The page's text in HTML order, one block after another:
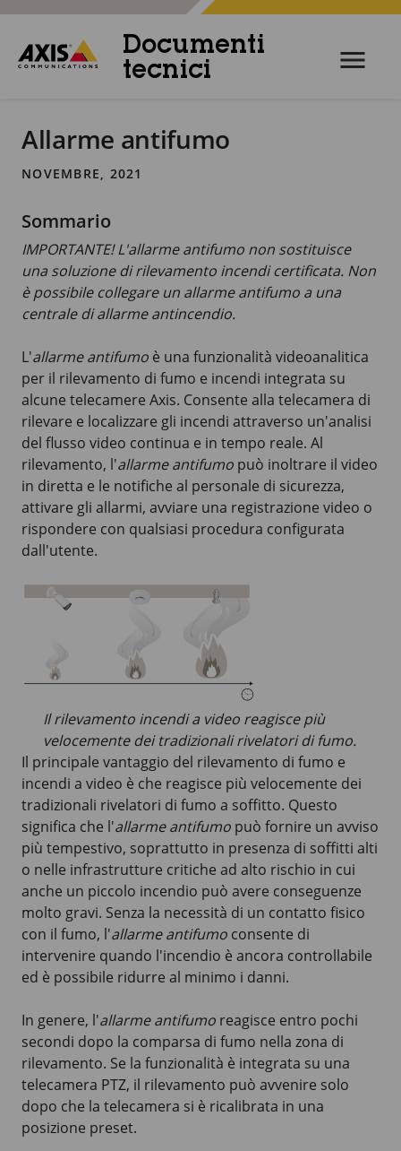
Documenti
tecnici
Allarme antifumo
NOVEMBRE, 2021
Sommario
IMPORTANTE! L'allarme antifumo non sostituisce
una soluzione di rilevamento incendi certificata. Non
è possibile collegare un allarme antifumo a una
centrale di allarme antincendio.
L'allarme antifumo è una funzionalità videoanalitica
per il rilevamento di fumo e incendi integrata su
alcune telecamere Axis. Consente alla telecamera di
rilevare e localizzare gli incendi attraverso un'analisi
del flusso video continua e in tempo reale. Al
rilevamento, l'allarme antifumo può inoltrare il video
in diretta e le notifiche al personale di sicurezza,
attivare gli allarmi, avviare una registrazione video o
rispondere con qualsiasi procedura configurata
dall'utente.
Il rilevamento incendi a video reagisce più
velocemente dei tradizionali rivelatori di fumo.
Il principale vantaggio del rilevamento di fumo e
incendi a video è che reagisce più velocemente dei
tradizionali rivelatori di fumo a soffitto. Questo
significa che l'allarme antifumo può fornire un avviso
più tempestivo, soprattutto in presenza di soffitti alti
o nelle infrastrutture critiche ad alto rischio in cui
anche un piccolo incendio può avere conseguenze
molto gravi. Senza la necessità di un contatto fisico
con il fumo, l'allarme antifumo consente di
intervenire quando l'incendio è ancora controllabile
ed è possibile ridurre al minimo i danni.
In genere, l'allarme antifumo reagisce entro pochi
secondi dopo la comparsa di fumo nella zona di
rilevamento. Se la funzionalità è integrata su una
telecamera PTZ, il rilevamento può avvenire solo
dopo che la telecamera si è ricalibrata in una
posizione preset.